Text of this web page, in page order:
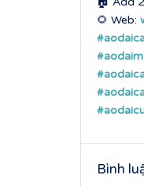
🌻 Web:
Bình